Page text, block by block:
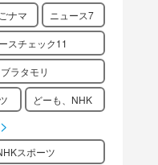
ナマ ニュース7
スチェック11
ブラタモリ
どーも、NHK
スポーツ